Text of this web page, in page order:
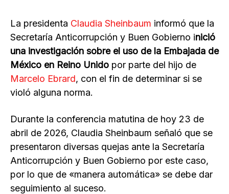
La presidenta Claudia Sheinbaum informó que la
Secretaría Anticorrupción y Buen Gobierno inició
una investigación sobre el uso de la Embajada de
México en Reino Unido por parte del hijo de
Marcelo Ebrard, con el fin de determinar si se
violó alguna norma.
Durante la conferencia matutina de hoy 23 de
abril de 2026, Claudia Sheinbaum señaló que se
presentaron diversas quejas ante la Secretaría
Anticorrupción y Buen Gobierno por este caso,
por lo que de «manera automática» se debe dar
seguimiento al suceso.